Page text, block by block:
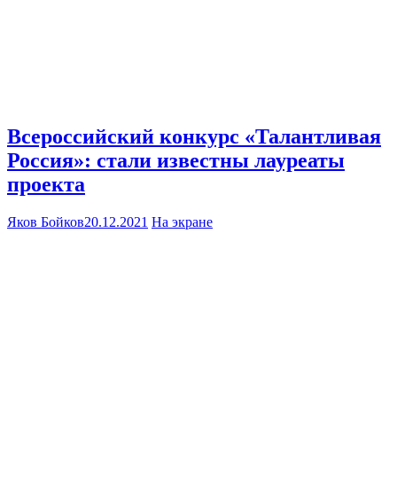
Всероссийский конкурс «Талантливая
Россия»: стали известны лауреаты
проекта
Яков Бойков20.12.2021 На экране